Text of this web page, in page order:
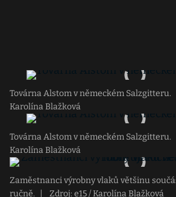
Továrna Alstom v německém Salzgitteru.
Karolína Blažková
Továrna Alstom v německém Salzgitteru.
Karolína Blažková
Zaměstnanci výrobny vlaků většinu
ručně.
Zdroj: e15 / Karolína Blažková